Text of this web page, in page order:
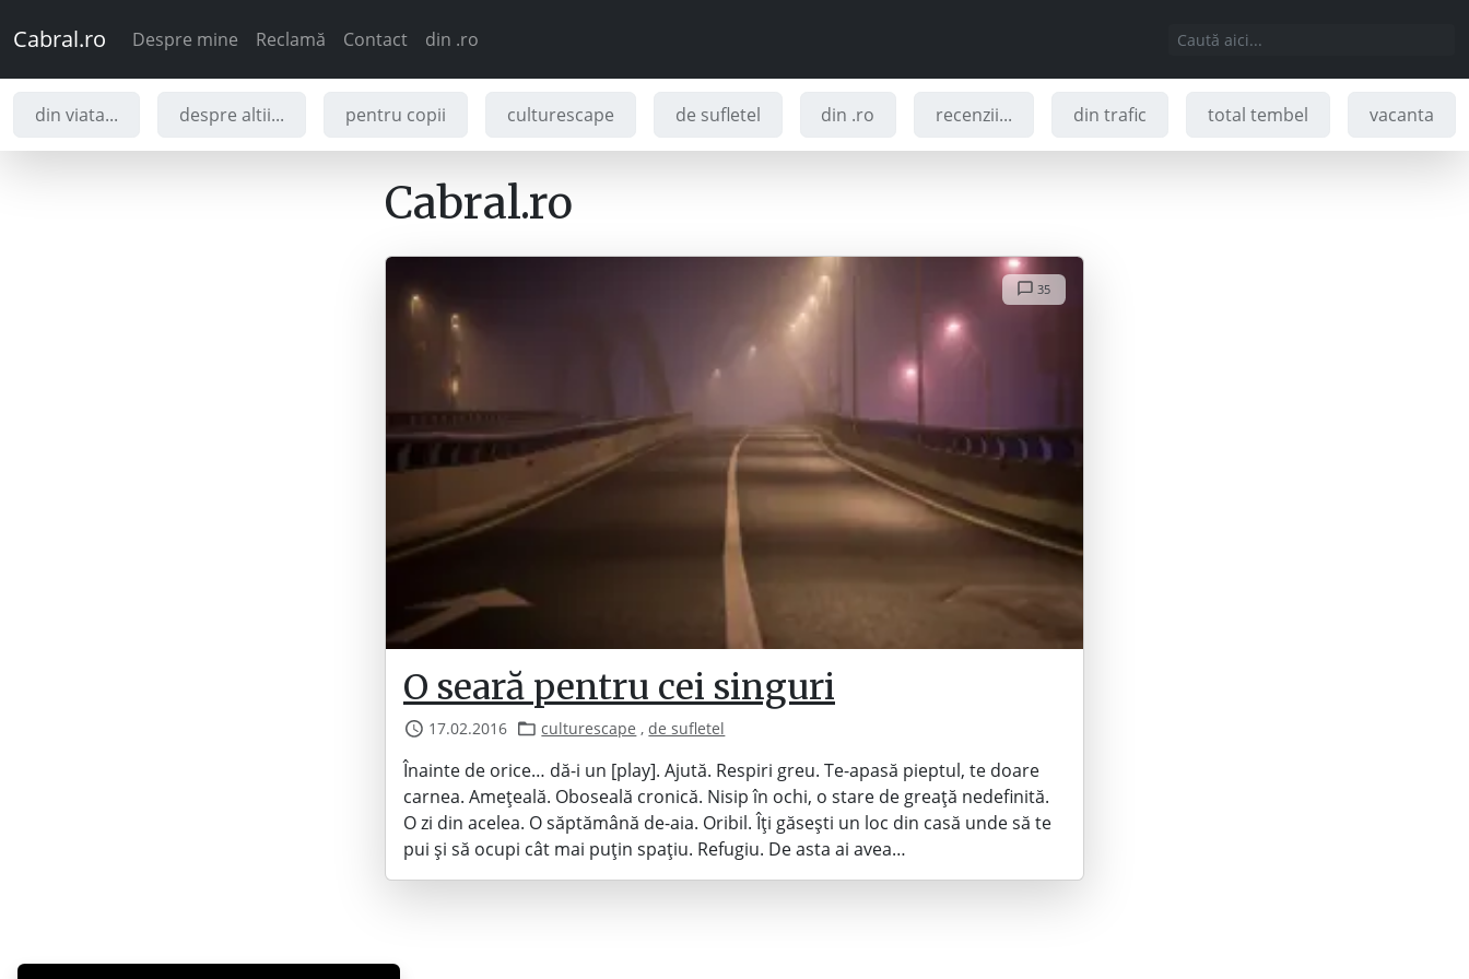
Cabral.ro Despre mine Reclamă Contact din .ro
din viata... despre altii... pentru copii culturescape de sufletel din .ro recenzii... din trafic total tembel vacanta
Cabral.ro
35
O seară pentru cei singuri
17.02.2016 culturescape ,de sufletel
Înainte de orice… dă-i un [play]. Ajută. Respiri greu. Te-apasă pieptul, te doare
carnea. Amețeală. Oboseală cronică. Nisip în ochi, o stare de greață nedefinită.
O zi din acelea. O săptămână de-aia. Oribil. Îți găsești un loc din casă unde să te
pui și să ocupi cât mai puțin spațiu. Refugiu. De asta ai avea…